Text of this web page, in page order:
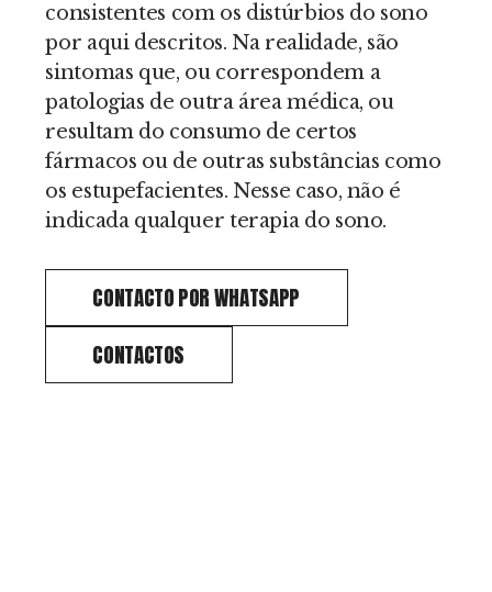
consistentes com os distúrbios do sono
por aqui descritos. Na realidade, são
sintomas que, ou correspondem a
patologias de outra área médica, ou
resultam do consumo de certos
fármacos ou de outras substâncias como
os estupefacientes. Nesse caso, não é
indicada qualquer terapia do sono.
CONTACTO POR WHATSAPP
CONTACTOS